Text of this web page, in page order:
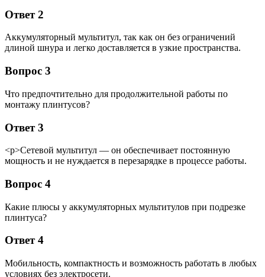
Ответ 2
Аккумуляторный мультитул, так как он без ограничений
длиной шнура и легко доставляется в узкие пространства.
Вопрос 3
Что предпочтительно для продолжительной работы по
монтажу плинтусов?
Ответ 3
<р>Сетевой мультитул — он обеспечивает постоянную
мощность и не нуждается в перезарядке в процессе работы.
Вопрос 4
Какие плюсы у аккумуляторных мультитулов при подрезке
плинтуса?
Ответ 4
Мобильность, компактность и возможность работать в любых
условиях без электросети.